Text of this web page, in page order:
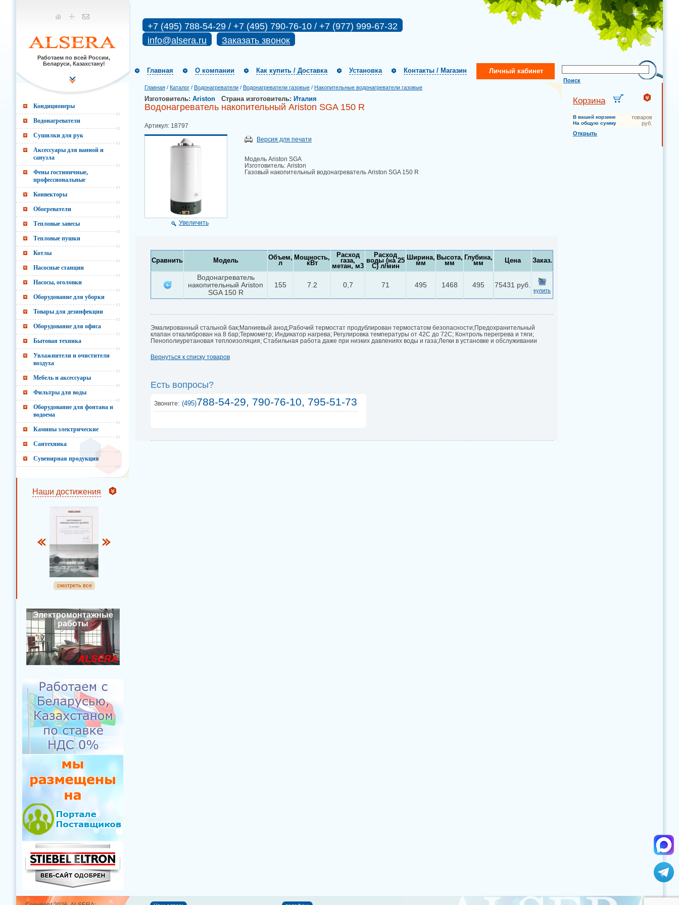
Работаем по всей России,
Беларуси, Казахстану!
+7 (495) 788-54-29 / +7 (495) 790-76-10 / +7 (977) 999-67-32
info@alsera.ru
Заказать звонок
Поиск
Главная О компании Как купить / Доставка Установка Контакты / Магазин Личный кабинет
Главная / Каталог / Водонагреватели / Водонагреватели газовые / Накопительные водонагреватели газовые
Изготовитель: Ariston Страна изготовитель: Италия
Водонагреватель накопительный Ariston SGA 150 R
Артикул: 18797
Увеличить
Версия для печати
Модель Ariston SGA
Изготовитель: Ariston
Газовый накопительный водонагреватель Ariston SGA 150 R
Сравнить Модель Объем,
л
Мощность,
кВт
Расход
газа,
метан, м3
Расход
воды (на 25
С) л/мин
Ширина,
мм
Высота,
мм
Глубина,
мм Цена Заказ.
Водонагреватель
накопительный Ariston
SGA 150 R
155 7.2 0,7 71 495 1468 495 75431 руб.
купить
Эмалированный стальной бак;Магниевый анод;Рабочий термостат продублирован термостатом безопасности;Предохранительный
клапан откалиброван на 8 бар;Термометр; Индикатор нагрева; Регулировка температуры от 42С до 72С; Контроль перегрева и тяги;
Пенополиуретановая теплоизоляция; Стабильная работа даже при низких давлениях воды и газа;Легки в установке и обслуживании
Вернуться к списку товаров
Есть вопросы?
Звоните: (495)788-54-29, 790-76-10, 795-51-73
Кондиционеры
Водонагреватели
Сушилки для рук
Аксессуары для ванной и
санузла
Фены гостиничные,
профессиональные
Конвекторы
Обогреватели
Тепловые завесы
Тепловые пушки
Котлы
Насосные станции
Насосы, оголовки
Оборудование для уборки
Товары для дезинфекции
Оборудование для офиса
Бытовая техника
Увлажнители и очистители
воздуха
Мебель и аксессуары
Фильтры для воды
Оборудование для фонтана и
водоема
Камины электрические
Сантехника
Сувенирная продукция
Наши достижения
смотреть все
Электромонтажные
работы
Корзина
В вашей корзине товаров
На общую сумму
руб.
Открыть